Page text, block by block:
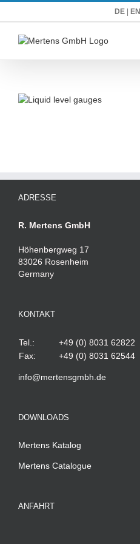
DE EN
ADRESSE
R. Mertens GmbH
Höhenbergweg 17
83026 Rosenheim
Germany
KONTAKT
Tel.:
+49 (0) 8031 62822
Fax:
+49 (0) 8031 62544
info@mertensgmbh.de
DOWNLOADS
Mertens Katalog
Mertens Catalogue
ANFAHRT